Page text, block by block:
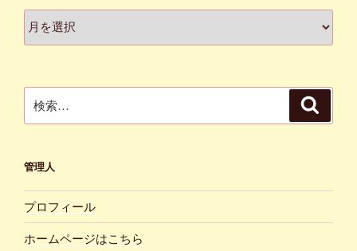
ー
索:
管理人
プロフィール
ホームページはこちら